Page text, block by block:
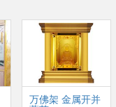
万佛架 金属开并